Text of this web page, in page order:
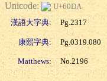
Unicode:
U+60DA
漢語大字典:
Pg.2317
康熙字典: Pg.0319.080
Matthews: No.2196